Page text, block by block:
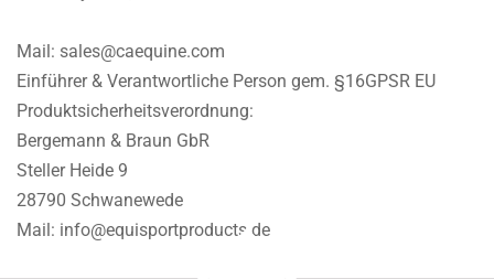
Mail: sales@caequine.com
Einführer & Verantwortliche Person gem. §16GPSR EU
Produktsicherheitsverordnung:
Bergemann & Braun GbR
Steller Heide 9
28790 Schwanewede
Mail: info@equisportproducts.de